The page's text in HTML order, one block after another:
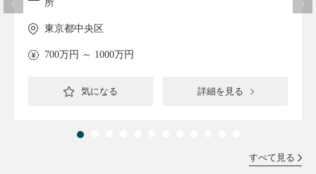
所
東京都中央区
700万円 ～ 1000万円
気になる 詳細を見る
すべて見る